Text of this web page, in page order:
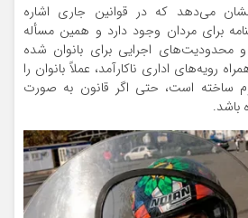
می‌دهد که در قوانین جاری اشاره
برای مردان وجود دارد و همین مسأله
محدودیت‌های اجرایی برای بانوان شده
رویه‌های اداری ناکارآمد، عملاً بانوان را
ساخته است، حتی اگر قانون به صورت
باشد.